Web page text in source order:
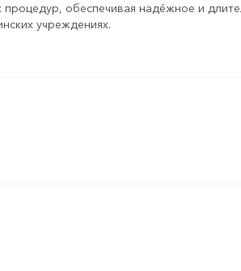
обеспечивая надёжное и
учреждениях.